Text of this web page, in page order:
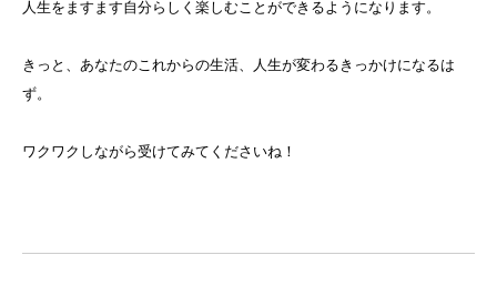
人生をますます自分らしく楽しむことができるようになります。
きっと、あなたのこれからの生活、人生が変わるきっかけになるは
ず。
ワクワクしながら受けてみてくださいね！